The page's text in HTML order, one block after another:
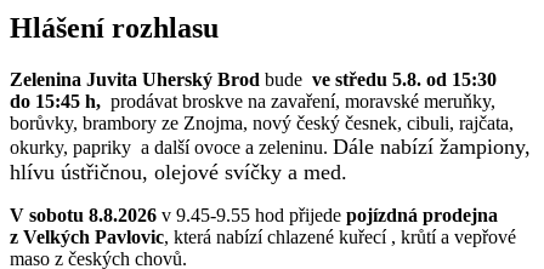
Hlášení rozhlasu
Zelenina Juvita Uherský Brod bude ve středu 5.8. od 15:30
do 15:45 h, prodávat broskve na zavaření, moravské meruňky,
borůvky, brambory ze Znojma, nový český česnek, cibuli, rajčata,
okurky, papriky a další ovoce a zeleninu. Dále nabízí žampiony,
hlívu ústřičnou, olejové svíčky a med.
V sobotu 8.8.2026 v 9.45-9.55 hod přijede pojízdná prodejna
z Velkých Pavlovic, která nabízí chlazené kuřecí , krůtí a vepřové
maso z českých chovů.